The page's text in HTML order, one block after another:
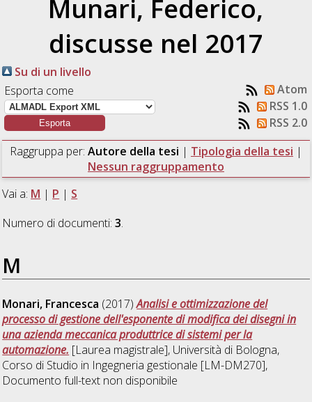
Munari, Federico,
discusse nel 2017
Su di un livello
Esporta come
Atom
RSS 1.0
RSS 2.0
Raggruppa per: Autore della tesi | Tipologia della tesi |
Nessun raggruppamento
Vai a: M | P | S
Numero di documenti:3.
M
Monari, Francesca (2017)Analisi e ottimizzazione del
processo di gestione dell'esponente di modifica dei disegni in
una azienda meccanica produttrice di sistemi per la
automazione. [Laurea magistrale], Università di Bologna,
Corso di Studio in Ingegneria gestionale [LM-DM270],
Documento full-text non disponibile